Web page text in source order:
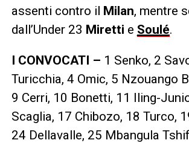
assenti contro il Milan, mentre
dall’Under 23 Miretti e Soulé.
I CONVOCATI – 1 Senko, 2
Turicchia, 4 Omic, 5 Nzouango
9 Cerri, 10 Bonetti, 11 Iling-
Scaglia, 17 Chibozo, 18 Turco,
24 Dellavalle, 25 Mbangula